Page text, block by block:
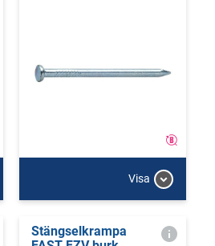
Visa
Stängselkrampa